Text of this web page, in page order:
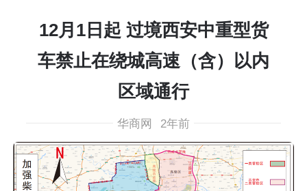
12月1日起 过境西安中重型货
车禁止在绕城高速（含）以内
区域通行
华商网 2年前